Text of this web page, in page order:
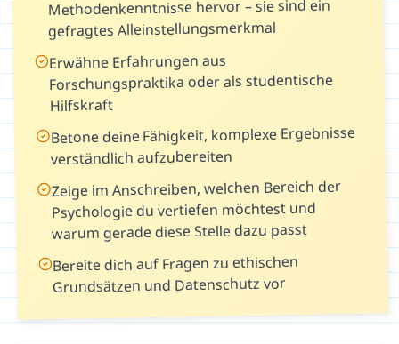
Methodenkenntnisse hervor – sie sind ein
gefragtes Alleinstellungsmerkmal
Erwähne Erfahrungen aus
Forschungspraktika oder als studentische
Hilfskraft
Betone deine Fähigkeit, komplexe Ergebnisse
verständlich aufzubereiten
Zeige im Anschreiben, welchen Bereich der
Psychologie du vertiefen möchtest und
warum gerade diese Stelle dazu passt
Bereite dich auf Fragen zu ethischen
Grundsätzen und Datenschutz vor